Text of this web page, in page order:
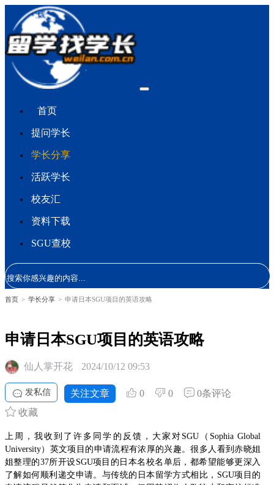
首页
提问学长
学长分享
活跃学长
校友汇
资料下载
SGU查校
首页 > 学长分享 > 申请日本SGU项目的英语攻略
申请日本SGU项目的英语攻略
仙人掌开花 2024/10/12 09:53
发私信 关注文章 0 0
0条评论
收藏
上周，我收到了许多同学的反馈，大家对SGU（Sophia Global
University）英文项目的申请流程有浓厚的兴趣。很多人看到赤晓姐
姐整理的37所开设SGU项目的日本名校名单后，都希望能够更深入
了解如何顺利递交申请。与传统的日本留学方式相比，SGU项目的